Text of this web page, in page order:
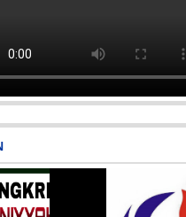
04-12_11-55-35-604